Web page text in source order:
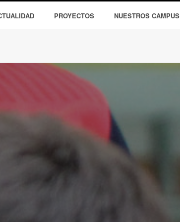
PROYECTOS NUESTROS CAMPUS